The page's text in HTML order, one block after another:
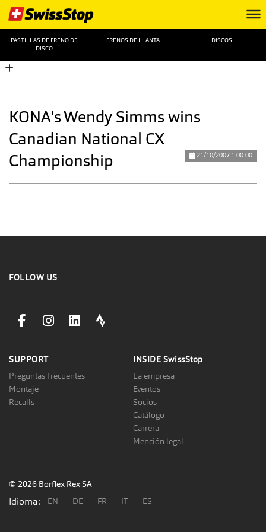
PASTILLAS DE FRENO DE
DISCO
FRENOS DE LLANTA DISCOS
KONA's Wendy Simms wins
Canadian National CX
Championship
21/10/2007 1:00:00
FOLLOW US
facebookLink
instagramLink
linkedinLinkstravaLink
SUPPORT
Preguntas Frecuentes
Montaje
Recalls
INSIDE SwissStop
La empresa
Eventos
Socios
Catálogo
Carrera
Mención legal
© 2026 Borflex Rex SA
Idioma: EN DE FR IT ES